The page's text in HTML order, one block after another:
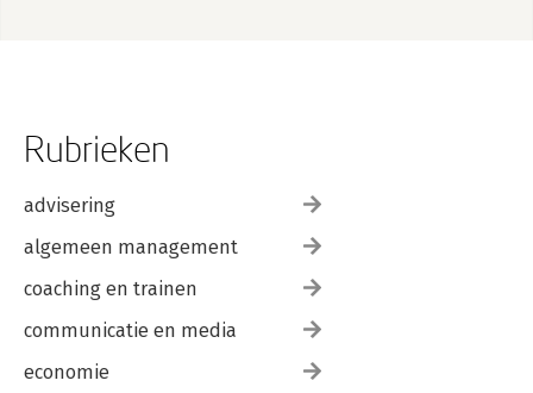
Rubrieken
advisering
algemeen management
coaching en trainen
communicatie en media
economie